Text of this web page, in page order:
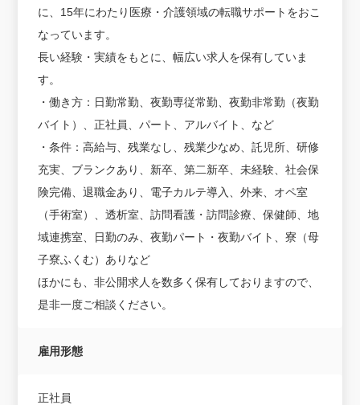
に、15年にわたり医療・介護領域の転職サポートをおこ
なっています。
長い経験・実績をもとに、幅広い求人を保有していま
す。
・働き方：日勤常勤、夜勤専従常勤、夜勤非常勤（夜勤
バイト）、正社員、パート、アルバイト、など
・条件：高給与、残業なし、残業少なめ、託児所、研修
充実、ブランクあり、新卒、第二新卒、未経験、社会保
険完備、退職金あり、電子カルテ導入、外来、オペ室
（手術室）、透析室、訪問看護・訪問診療、保健師、地
域連携室、日勤のみ、夜勤パート・夜勤バイト、寮（母
子寮ふくむ）ありなど
ほかにも、非公開求人を数多く保有しておりますので、
是非一度ご相談ください。
雇用形態
正社員